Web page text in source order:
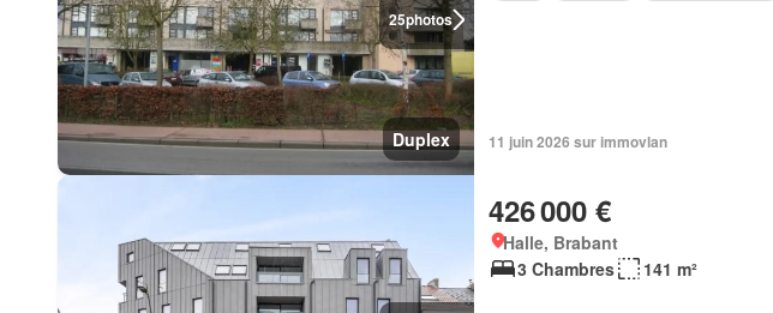
25photos
Duplex 11 juin 2026 sur immovlan
426 000 €
Halle, Brabant
3 Chambres
141 m²